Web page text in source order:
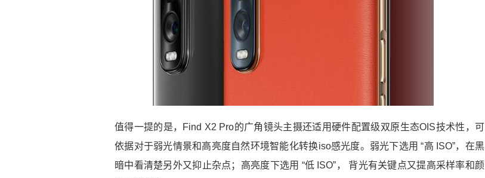
值得一提的是，Find X2 Pro的广角镜头主摄还适用硬件配置级双原生态OIS技术性，可
依据对于弱光情景和高亮度自然环境智能化转换iso感光度。弱光下选用 “高 ISO”，在黑
暗中看清楚另外又抑止杂点；高亮度下选用 “低 ISO”， 背光有关键点又提高采样率和颜